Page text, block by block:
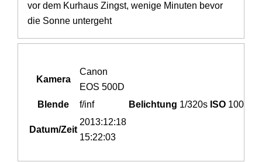
vor dem Kurhaus Zingst, wenige Minuten bevor
die Sonne untergeht
Kamera
Canon
EOS 500D
Blende
f/inf Belichtung 1/320s ISO 100
Datum/Zeit
2013:12:18
15:22:03